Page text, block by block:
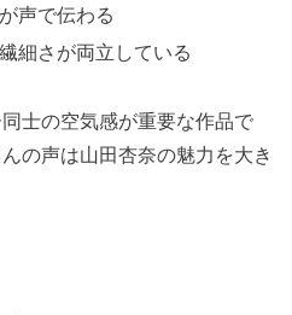
声で伝わる
細さが両立している
士の空気感が重要な作品で
の声は山田杏奈の魅力を大き